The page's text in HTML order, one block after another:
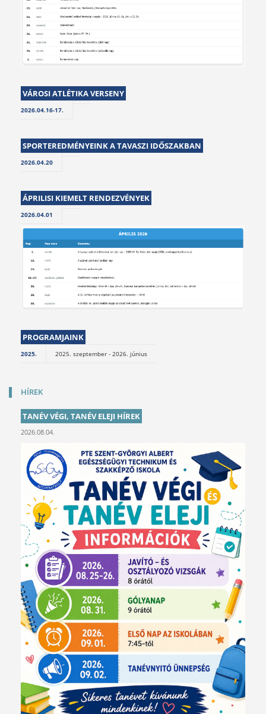
VÁROSI ATLÉTIKA VERSENY
2026.04.16-17.
SPORTEREDMÉNYEINK A TAVASZI IDŐSZAKBAN
2026.04.20
ÁPRILISI KIEMELT RENDEZVÉNYEK
2026.04.01
PROGRAMJAINK
2025. 2025. szeptember - 2026. június
HÍREK
TANÉV VÉGI, TANÉV ELEJI HÍREK
2026.08.04.